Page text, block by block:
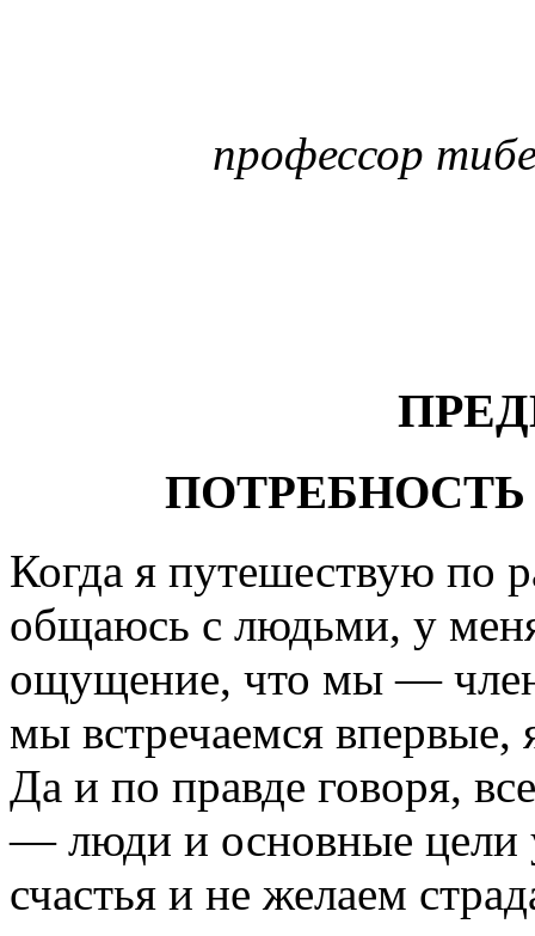
профессор
Когда я путешествую по
общаюсь с людьми, у
ощущение, что мы —
мы встречаемся
Да и по правде говоря,
— люди и основные цели
счастья и не желаем